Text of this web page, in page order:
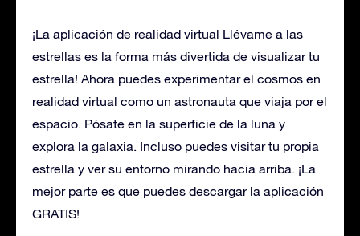
¡La aplicación de realidad virtual Llévame a las
estrellas es la forma más divertida de visualizar tu
estrella! Ahora puedes experimentar el cosmos en
realidad virtual como un astronauta que viaja por el
espacio. Pósate en la superficie de la luna y
explora la galaxia. Incluso puedes visitar tu propia
estrella y ver su entorno mirando hacia arriba. ¡La
mejor parte es que puedes descargar la aplicación
GRATIS!